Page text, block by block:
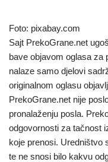
Foto: pixabay.com
Sajt PrekoGrane.net
bave objavom oglasa za
nalaze samo djelovi
originalnom oglasu
PrekoGrane.net nije
pronalaženju posla.
odgovornosti za tačnost
koje prenosi. Uredništvo
te ne snosi bilo kakvu